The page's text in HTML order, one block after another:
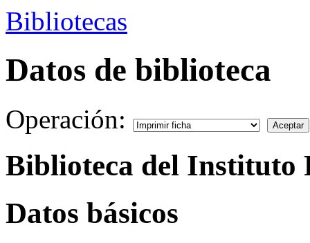
Bibliotecas
Datos de biblioteca
Operación:
Biblioteca del Instituto
Datos básicos